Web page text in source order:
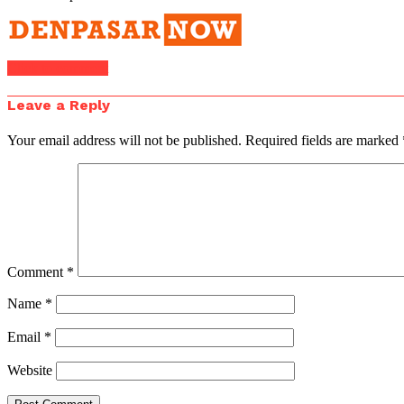
Leave a Reply
Your email address will not be published. Required fields are marked
Comment *
Name *
Email *
Website